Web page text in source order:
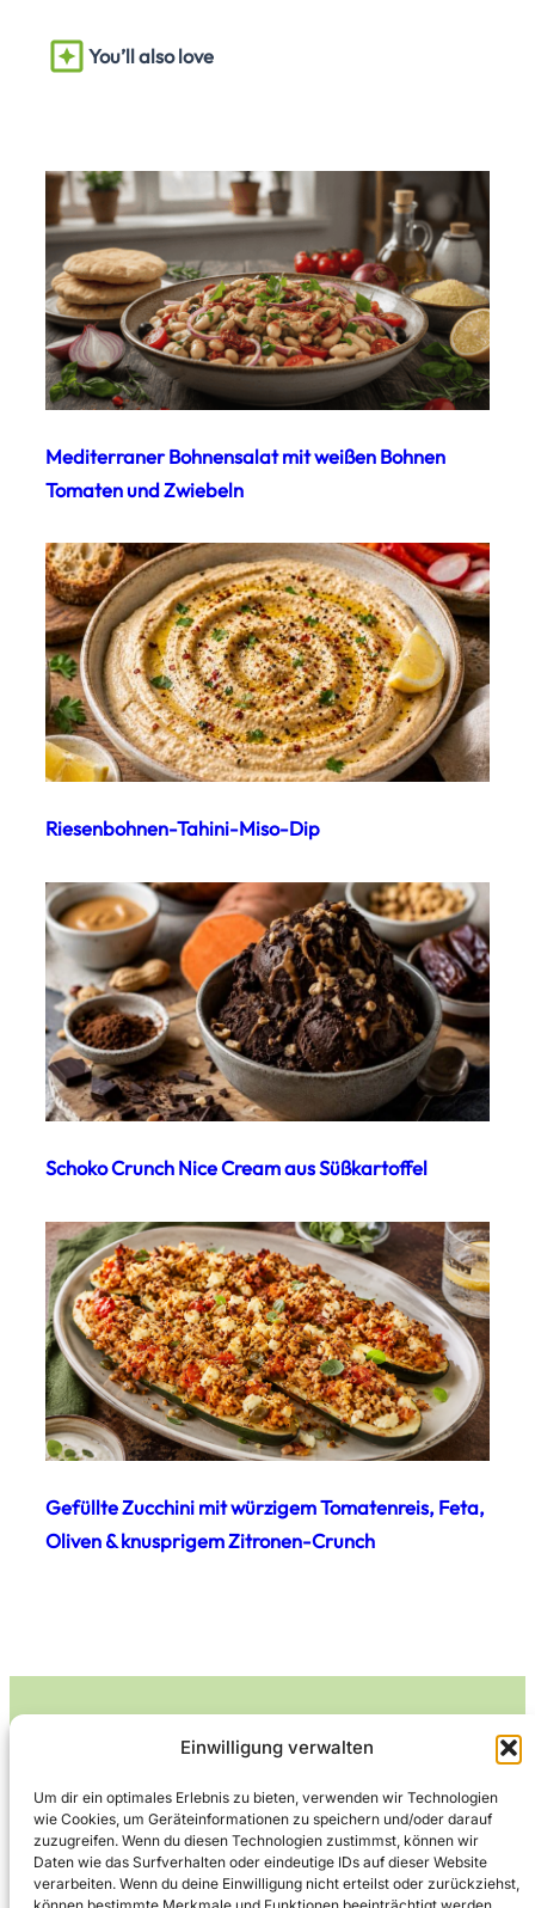
Einwilligung verwalten
Um dir ein optimales Erlebnis zu bieten, verwenden wir Technologien
wie Cookies, um Geräteinformationen zu speichern und/oder darauf
zuzugreifen. Wenn du diesen Technologien zustimmst, können wir
Daten wie das Surfverhalten oder eindeutige IDs auf dieser Website
verarbeiten. Wenn du deine Einwilligung nicht erteilst oder zurückziehst,
You’ll also love
Mediterraner Bohnensalat mit weißen Bohnen
Tomaten und Zwiebeln
Riesenbohnen-Tahini-Miso-Dip
Schoko Crunch Nice Cream aus Süßkartoffel
Gefüllte Zucchini mit würzigem Tomatenreis, Feta,
Oliven & knusprigem Zitronen-Crunch
Leckerlife
Lecker essen – gesund leben.